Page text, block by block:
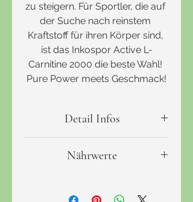
zu steigern. Für Sportler, die auf
der Suche nach reinstem
Kraftstoff für ihren Körper sind,
ist das Inkospor Active L-
Carnitine 2000 die beste Wahl!
Pure Power meets Geschmack!
Detail Infos
INHALTSMENGE20 x 25 ml
Nährwerte